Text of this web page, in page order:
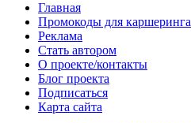
Главная
Промокоды для каршеринга
Реклама
Стать автором
О проекте/контакты
Блог проекта
Подписаться
Карта сайта